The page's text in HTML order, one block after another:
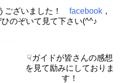
ございました！ facebook ，
のぞいて見て下さい(^^♪
☟ガイドが皆さんの感想
を見て励みにしておりま
す！